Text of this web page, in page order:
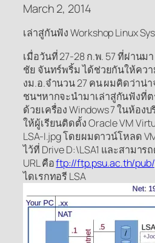
March 2, 2014
เล่าสู่กันฟัง Workshop Linux
เมื่อวันที่ 27-28 ก.พ. 57 ที่ผ่านม
ชัย จันทร์พริ้ม ได้ช่วยกันให้คว
งม.อ.จำนวน 27 คน ผมคิดว่าน่
ชนฯหากจะนำมาเล่าสู่กันฟังที่ต
ด้วยเครื่อง Windows 7 ในห้อง
ให้ผู้เรียนติดตั้ง Oracle VM
LSA-I.jpg โดยผมดาวน์โหลด
ไว้ที่ Drive D:\LSA1 และสามา
URL คือftp://ftp.psu.ac.th/
ไดเรกทอรี LSA